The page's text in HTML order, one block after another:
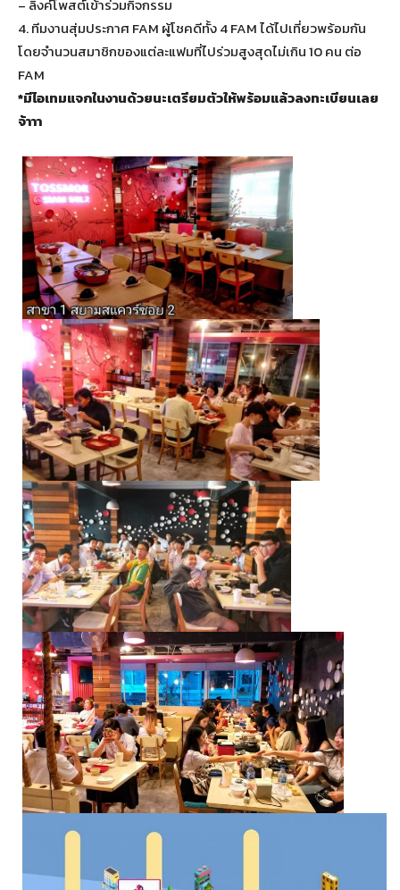
– ลิงค์โพสต์เข้าร่วมกิจกรรม
4. ทีมงานสุ่มประกาศ FAM ผู้โชคดีทั้ง 4 FAM ได้ไปเที่ยวพร้อมกัน
โดยจำนวนสมาชิกของแต่ละแฟมที่ไปร่วมสูงสุดไม่เกิน 10 คน ต่อ
FAM
*มีไอเทมแจกในงานด้วยนะเตรียมตัวให้พร้อมแล้วลงทะเบียนเลย
จ้าาา